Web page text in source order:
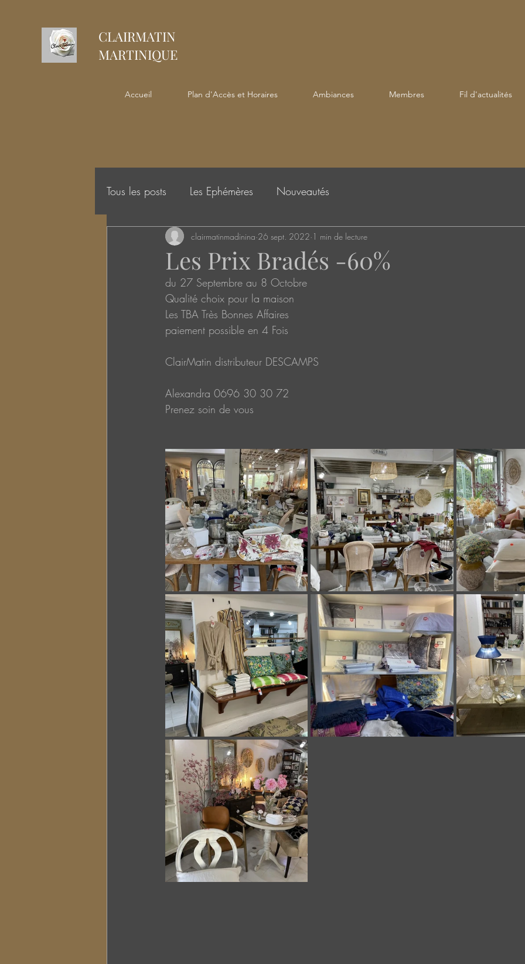
CLAIRMATIN
MARTINIQUE
Accueil Plan d'Accès et Horaires Ambiances Membres Fil d'actualités
Tous les posts Les Ephémères Nouveautés
Les Prix Bradés -60%
clairmatinmadinina 26 sept. 2022 1 min de lecture
du 27 Septembre au 8 Octobre
Qualité choix pour la maison
Les TBA Très Bonnes Affaires
paiement possible en 4 Fois
ClairMatin distributeur DESCAMPS
Alexandra 0696 30 30 72
Prenez soin de vous